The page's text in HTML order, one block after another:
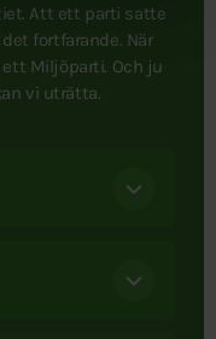
Att ett parti satte
fortfarande. När
Miljöparti. Och ju
vi uträtta.